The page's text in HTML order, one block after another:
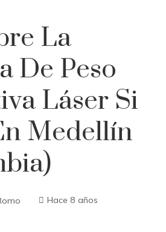
La
De Peso
Láser Si
Medellín
Hace 8 años